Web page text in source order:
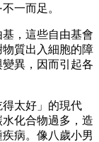
一而足。
，這些自由基會
質出入細胞的障
異，因而引起各
太好」的現代
化合物過多，造
病。像八歲小男